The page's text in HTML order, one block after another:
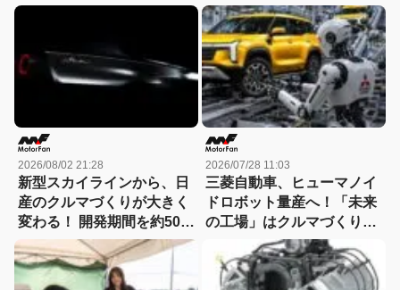
2026/08/02 21:28
新型スカイラインから、日
産のクルマづくりが大きく
変わる！ 開発期間を約50か
月から30か月へと大幅短縮
2026/07/28 11:03
三菱自動車、ヒューマノイ
ドロボット量産へ！「未来
の工場」はクルマづくりを
どう変えるのか